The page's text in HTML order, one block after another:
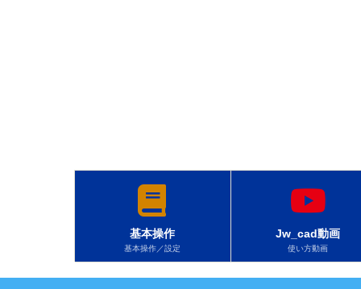
基本操作
基本操作／設定
Jw_cad動画
使い方動画